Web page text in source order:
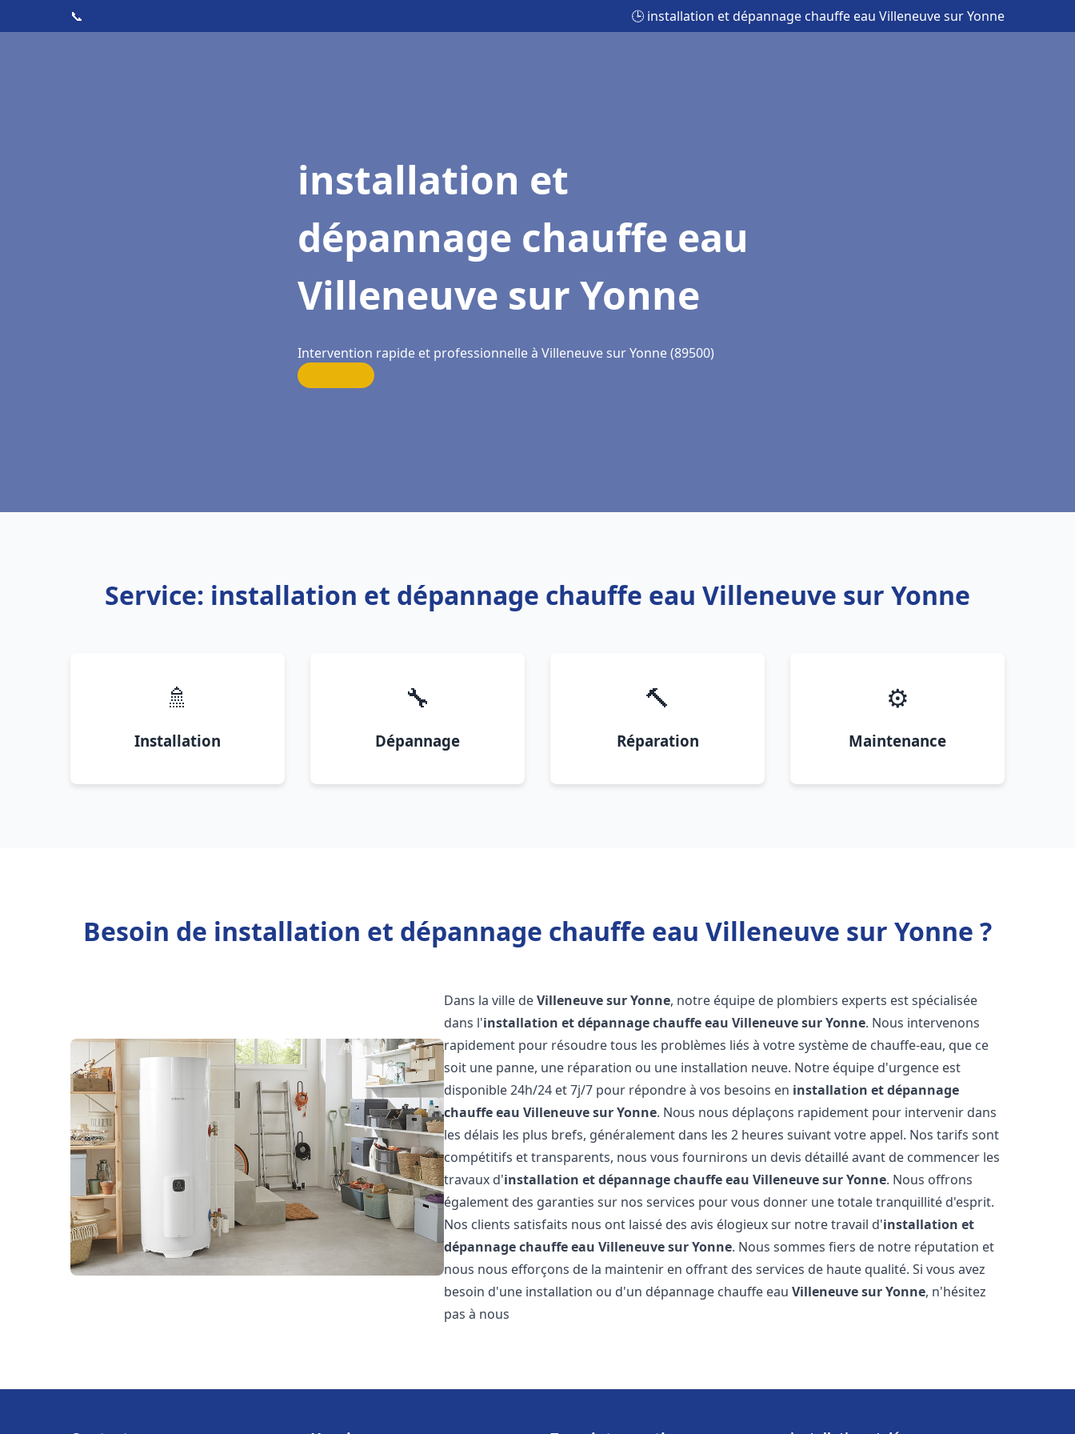
📞 🕒 installation et dépannage chauffe eau Villeneuve sur Yonne
installation et
dépannage chauffe eau
Villeneuve sur Yonne
Intervention rapide et professionnelle à Villeneuve sur Yonne (89500)
Service: installation et dépannage chauffe eau Villeneuve sur Yonne
🚿
Installation
🔧
Dépannage
🔨
Réparation
⚙️
Maintenance
Besoin de installation et dépannage chauffe eau Villeneuve sur Yonne ?
Dans la ville deVilleneuve sur Yonne, notre équipe de plombiers experts est spécialisée
dans l'installation et dépannage chauffe eau Villeneuve sur Yonne. Nous intervenons
rapidement pour résoudre tous les problèmes liés à votre système de chauffe-eau, que ce
soit une panne, une réparation ou une installation neuve. Notre équipe d'urgence est
disponible 24h/24 et 7j/7 pour répondre à vos besoins en installation et dépannage
chauffe eau Villeneuve sur Yonne. Nous nous déplaçons rapidement pour intervenir dans
les délais les plus brefs, généralement dans les 2 heures suivant votre appel. Nos tarifs sont
compétitifs et transparents, nous vous fournirons un devis détaillé avant de commencer les
travaux d'installation et dépannage chauffe eau Villeneuve sur Yonne. Nous offrons
également des garanties sur nos services pour vous donner une totale tranquillité d'esprit.
Nos clients satisfaits nous ont laissé des avis élogieux sur notre travail d'installation et
dépannage chauffe eau Villeneuve sur Yonne. Nous sommes fiers de notre réputation et
nous nous efforçons de la maintenir en offrant des services de haute qualité. Si vous avez
besoin d'une installation ou d'un dépannage chauffe eauVilleneuve sur Yonne, n'hésitez
pas à nous